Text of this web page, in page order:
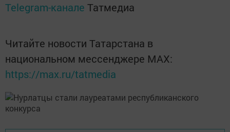
Telegram-канале Татмедиа
Читайте новости Татарстана в
национальном мессенджере MАХ:
https://max.ru/tatmedia